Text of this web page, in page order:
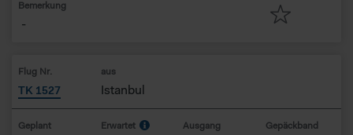
Bemerkung
-
Flug Nr.
TK 1527
aus
Istanbul
Geplant Erwartet Ausgang Gepäckband